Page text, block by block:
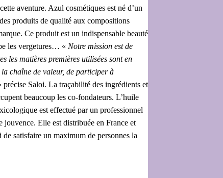
aventure. Azul cosmétiques est né d’un
produits de qualité aux compositions
Ce produit est un indispensable beauté
les vergetures… « Notre mission est de
les matières premières utilisées sont en
chaîne de valeur, de participer à
précise Saloi. La traçabilité des ingrédients et
beaucoup les co-fondateurs. L’huile
est effectué par un professionnel
jouvence. Elle est distribuée en France et
satisfaire un maximum de personnes la